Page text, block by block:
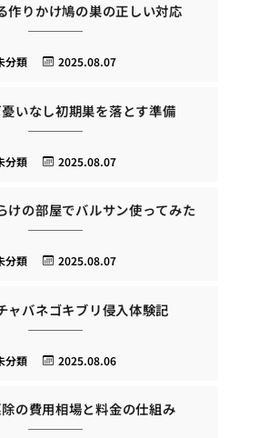
作りかけ鳩の巣の正しい対応
2025.08.07
分類
いなし初期巣を落とす準備
2025.08.07
分類
けの部屋でバルサン使ってみた
2025.08.07
分類
ャバネゴキブリ侵入体験記
2025.08.06
分類
の費用相場と料金の仕組み